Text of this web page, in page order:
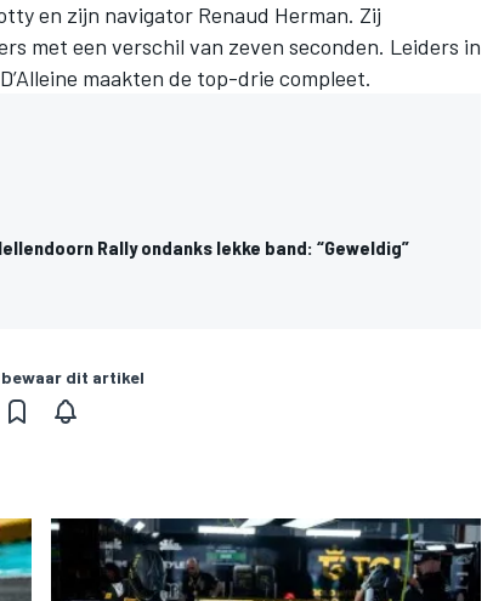
en zijn navigator Renaud Herman. Zij
met een verschil van zeven seconden. Leiders in
maakten de top-drie compleet.
Rally ondanks lekke band: “Geweldig”
dit artikel